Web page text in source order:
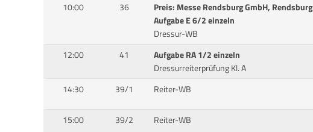
10:00 36
Preis: Messe Rendsburg GmbH, Rendsburg
Aufgabe E 6/2 einzeln
Dressur-WB
12:00 41
Aufgabe RA 1/2 einzeln
Dressurreiterprüfung Kl. A
14:30 39/1 Reiter-WB
15:00 39/2 Reiter-WB